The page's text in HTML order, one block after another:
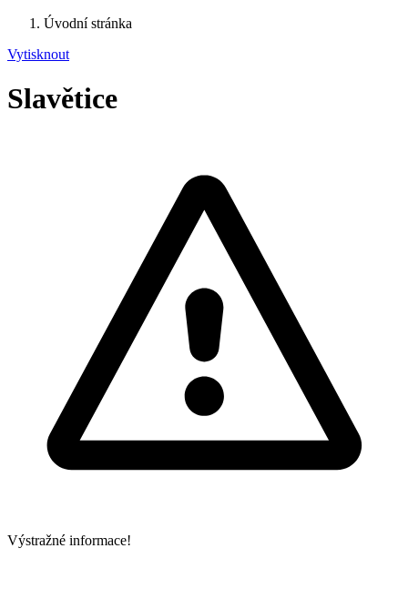
Úvodní stránka
Vytisknout
Slavětice
Výstražné informace!